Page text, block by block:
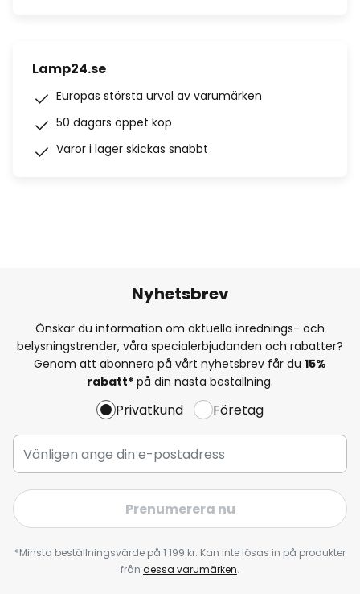
Lamp24.se
Europas största urval av varumärken
50 dagars öppet köp
Varor i lager skickas snabbt
Nyhetsbrev
Önskar du information om aktuella inrednings- och
belysningstrender, våra specialerbjudanden och rabatter?
Genom att abonnera på vårt nyhetsbrev får du 15%
rabatt* på din nästa beställning.
Privatkund Företag
Prenumerera nu
*Minsta beställningsvärde på 1 199 kr. Kan inte lösas in på produkter
från dessa varumärken.